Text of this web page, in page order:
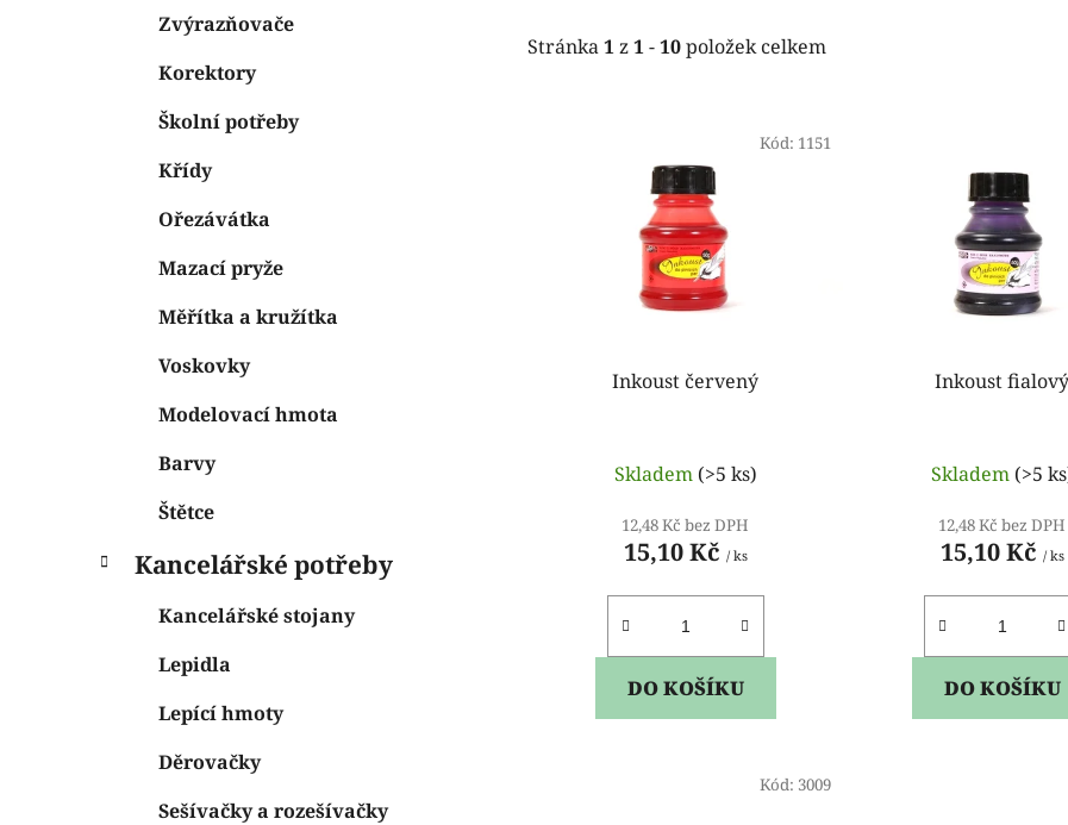
Zvýrazňovače
Korektory
Školní potřeby
Křídy
Ořezávátka
Mazací pryže
Měřítka a kružítka
Voskovky
Modelovací hmota
Barvy
Štětce
Kancelářské potřeby
Kancelářské stojany
Lepidla
Lepící hmoty
Děrovačky
Sešívačky a rozešívačky
Stránka1z1-10položek celkem
Inkoust červený
Skladem (>5 ks)
12,48 Kč bez DPH
15,10 Kč / ks
DO KOŠÍKU
Kód: 1151
Inkoust fialový
Skladem (>5
12,48 Kč bez DPH
15,10 Kč / ks
DO KOŠÍKU
Kód: 3009